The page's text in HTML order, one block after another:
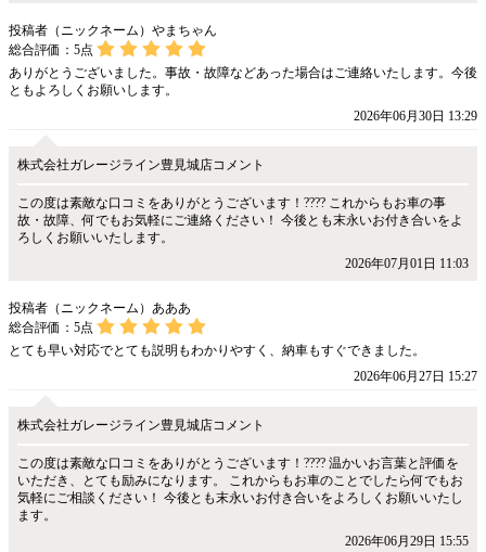
投稿者（ニックネーム）やまちゃん
総合評価： 5点
ありがとうございました。事故・故障などあった場合はご連絡いたします。今後
ともよろしくお願いします。
2026年06月30日 13:29
株式会社ガレージライン豊見城店コメント
この度は素敵な口コミをありがとうございます！???? これからもお車の事
故・故障、何でもお気軽にご連絡ください！ 今後とも末永いお付き合いをよ
ろしくお願いいたします。
2026年07月01日 11:03
投稿者（ニックネーム）あああ
総合評価： 5点
とても早い対応でとても説明もわかりやすく、納車もすぐできました。
2026年06月27日 15:27
株式会社ガレージライン豊見城店コメント
この度は素敵な口コミをありがとうございます！???? 温かいお言葉と評価を
いただき、とても励みになります。 これからもお車のことでしたら何でもお
気軽にご相談ください！ 今後とも末永いお付き合いをよろしくお願いいたし
ます。
2026年06月29日 15:55